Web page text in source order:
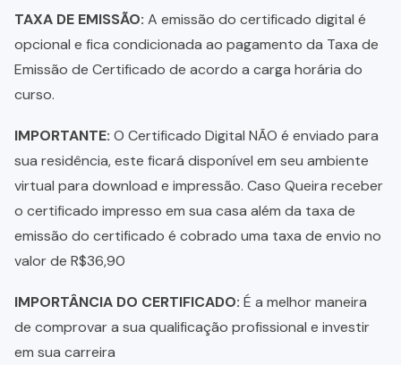
TAXA DE EMISSÃO: A emissão do certificado digital é
opcional e fica condicionada ao pagamento da Taxa de
Emissão de Certificado de acordo a carga horária do
curso.
IMPORTANTE: O Certificado Digital NÃO é enviado para
sua residência, este ficará disponível em seu ambiente
virtual para download e impressão. Caso Queira receber
o certificado impresso em sua casa além da taxa de
emissão do certificado é cobrado uma taxa de envio no
valor de R$36,90
IMPORTÂNCIA DO CERTIFICADO: É a melhor maneira
de comprovar a sua qualificação profissional e investir
em sua carreira